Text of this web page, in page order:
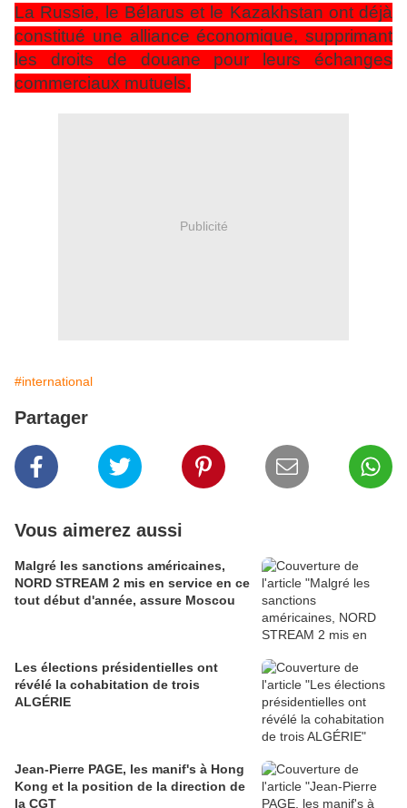
La Russie, le Bélarus et le Kazakhstan ont déjà
constitué une alliance économique, supprimant
les droits de douane pour leurs échanges
commerciaux mutuels.
Publicité
#international
Partager
Vous aimerez aussi
Malgré les sanctions américaines,
NORD STREAM 2 mis en service en ce
tout début d'année, assure Moscou
Les élections présidentielles ont
révélé la cohabitation de trois
ALGÉRIE
Jean-Pierre PAGE, les manif's à Hong
Kong et la position de la direction de
la CGT